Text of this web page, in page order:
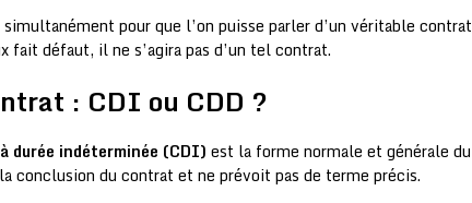
pour que l’on puisse parler d’un véritable contrat
fait défaut, il ne s’agira pas d’un tel contrat.
: CDI ou CDD ?
durée indéterminée (CDI) est la forme normale et générale du
conclusion du contrat et ne prévoit pas de terme précis.